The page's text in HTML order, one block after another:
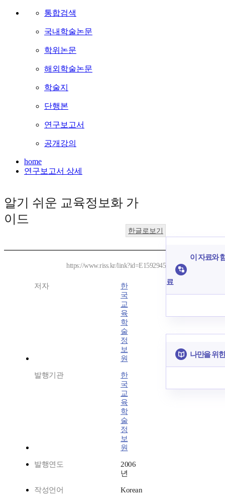
통합검색
국내학술논문
학위논문
해외학술논문
학술지
단행본
연구보고서
공개강의
home
연구보고서 상세
알기 쉬운 교육정보화 가
이드
한글로보기
https://www.riss.kr/link?id=E1592945
저자
한
국
교
육
학
술
정
보
원
발행기관
한
국
교
육
학
술
정
보
원
발행연도
2006
년
작성언어 Korean
이 자료와
료
나만을 위